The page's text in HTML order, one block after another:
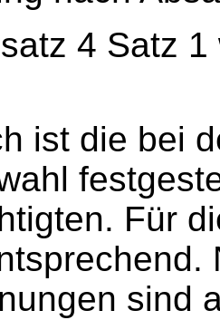
4 Satz
ist die bei
Für
sind